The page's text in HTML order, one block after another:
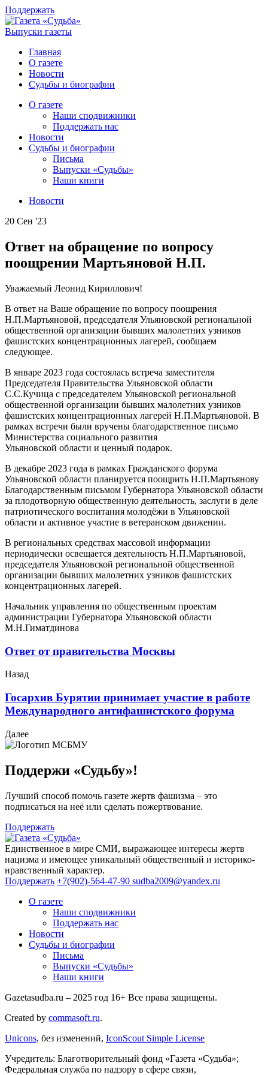
Поддержать
Выпуски газеты
Главная
О газете
Новости
Судьбы и биографии
О газете
Наши сподвижники
Поддержать нас
Новости
Судьбы и биографии
Письма
Выпуски «Судьбы»
Наши книги
Новости
20 Сен '23
Ответ на обращение по вопросу
поощрении Мартьяновой Н.П.
Уважаемый Леонид Кириллович!
В ответ на Ваше обращение по вопросу поощрения
Н.П.Мартьяновой, председателя Ульяновской региональной
общественной организации бывших малолетних узников
фашистских концентрационных лагерей, сообщаем
следующее.
В январе 2023 года состоялась встреча заместителя
Председателя Правительства Ульяновской области
С.С.Кучица с председателем Ульяновской региональной
общественной организации бывших малолетних узников
фашистских концентрационных лагерей Н.П.Мартьяновой. В
рамках встречи были вручены благодарственное письмо
Министерства социального развития
Ульяновской области и ценный подарок.
В декабре 2023 года в рамках Гражданского форума
Ульяновской области планируется поощрить Н.П.Мартьянову
Благодарственным письмом Губернатора Ульяновской области
за плодотворную общественную деятельность, заслуги в деле
патриотического воспитания молодёжи в Ульяновской
области и активное участие в ветеранском движении.
B региональных средствах массовой информации
периодически освещается деятельность Н.П.Мартьяновой,
председателя Ульяновской региональной общественной
организации бывших малолетних узников фашистских
концентрационных лагерей.
Начальник управления по общественным проектам
администрации Губернатора Ульяновской области
М.Н.Гиматдинова
Ответ от правительства Москвы
Назад
Госархив Бурятии принимает участие в работе
Международного антифашистского форума
Далее
Поддержи «Судьбу»!
Лучший способ помочь газете жертв фашизма – это
подписаться на неё или сделать пожертвование.
Поддержать
Единственное в мире СМИ, выражающее интересы жертв
нацизма и имеющее уникальный общественный и историко-
нравственный характер.
Поддержать +7(902)-564-47-90 sudba2009@yandex.ru
О газете
Наши сподвижники
Поддержать нас
Новости
Судьбы и биографии
Письма
Выпуски «Судьбы»
Наши книги
Gazetasudba.ru – 2025 год 16+ Все права защищены.
Created by commasoft.ru.
Unicons, без изменений, IconScout Simple License
Учредитель: Благотворительный фонд «Газета «Судьба»;
Федеральная служба по надзору в сфере связи,